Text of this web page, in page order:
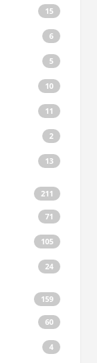
15
6
5
10
11
2
13
211
71
105
24
159
60
4